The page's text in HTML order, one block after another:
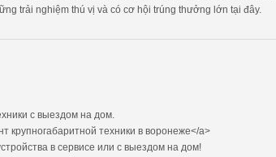
trải nghiệm thú vị và có cơ hội trúng thưởng lớn tại đây.
с выездом на дом.
крупногабаритной техники в воронеже</a>
в сервисе или с выездом на дом!